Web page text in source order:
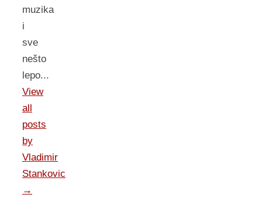
muzika
i
sve
nešto
lepo...
View
all
posts
by
Vladimir
Stankovic
→